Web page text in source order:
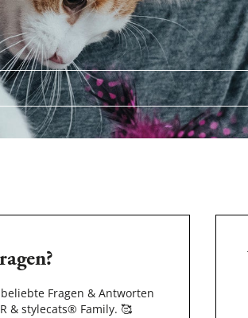
Fragen & Antworten
& stylecats® Family. 🥰